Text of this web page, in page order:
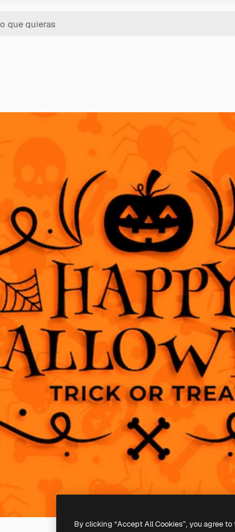
By clicking “Accept All Cookies”, you agree